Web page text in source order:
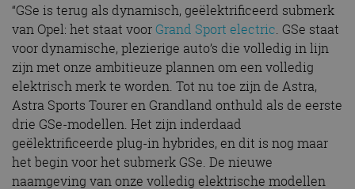
“GSe is terug als dynamisch, geëlektrificeerd submerk
van Opel: het staat voorGrand Sport electric. GSe staat
voor dynamische, plezierige auto’s die volledig in lijn
zijn met onze ambitieuze plannen om een volledig
elektrisch merk te worden. Tot nu toe zijn de Astra,
Astra Sports Tourer en Grandland onthuld als de eerste
drie GSe-modellen. Het zijn inderdaad
geëlektrificeerde plug-in hybrides, en dit is nog maar
het begin voor het submerk GSe. De nieuwe
naamgeving van onze volledig elektrische modellen